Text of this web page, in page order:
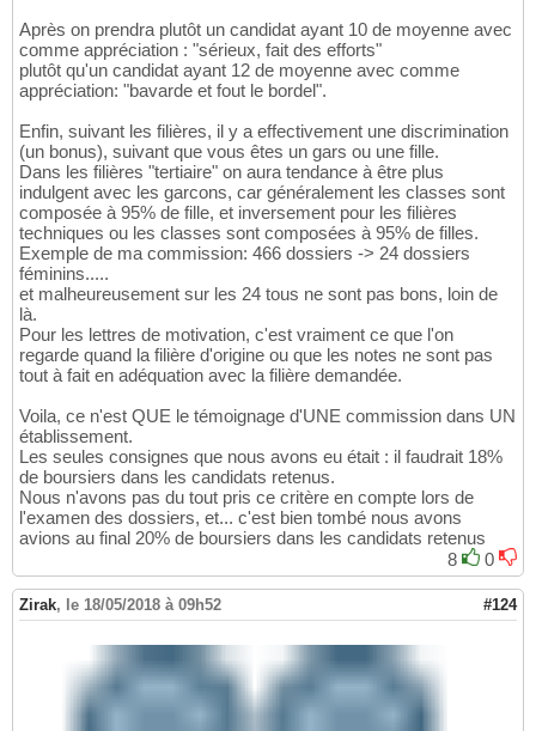
Après on prendra plutôt un candidat ayant 10 de moyenne avec
comme appréciation : "sérieux, fait des efforts"
plutôt qu'un candidat ayant 12 de moyenne avec comme
appréciation: "bavarde et fout le bordel".
Enfin, suivant les filières, il y a effectivement une discrimination
(un bonus), suivant que vous êtes un gars ou une fille.
Dans les filières "tertiaire" on aura tendance à être plus
indulgent avec les garcons, car généralement les classes sont
composée à 95% de fille, et inversement pour les filières
techniques ou les classes sont composées à 95% de filles.
Exemple de ma commission: 466 dossiers -> 24 dossiers
féminins.....
et malheureusement sur les 24 tous ne sont pas bons, loin de
là.
Pour les lettres de motivation, c'est vraiment ce que l'on
regarde quand la filière d'origine ou que les notes ne sont pas
tout à fait en adéquation avec la filière demandée.
Voila, ce n'est QUE le témoignage d'UNE commission dans UN
établissement.
Les seules consignes que nous avons eu était : il faudrait 18%
de boursiers dans les candidats retenus.
Nous n'avons pas du tout pris ce critère en compte lors de
l'examen des dossiers, et... c'est bien tombé nous avons
avions au final 20% de boursiers dans les candidats retenus
8
0
Zirak, le 18/05/2018 à 09h52 #124